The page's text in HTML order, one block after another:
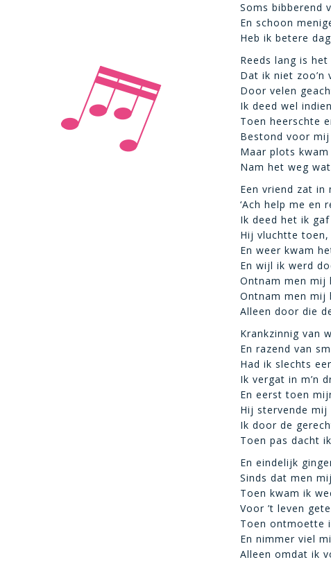
Soms bibberend
En schoon
Heb ik betere
Reeds lang is
Dat ik niet zoo’n
Door velen
Ik deed wel
Toen heerschte
Bestond voor
Maar plots
Nam het weg
Een vriend zat in
‘Ach help me en
Ik deed het ik
Hij vluchtte toen,
En weer kwam
En wijl ik werd
Ontnam men mij
Ontnam men mij
Alleen door die
Krankzinnig van
En razend van
Had ik slechts
Ik vergat in m’n
En eerst toen
Hij stervende mij
Ik door de
Toen pas dacht
En eindelijk
Sinds dat men
Toen kwam ik
Voor ’t leven
Toen ontmoette
En nimmer viel
Alleen omdat ik